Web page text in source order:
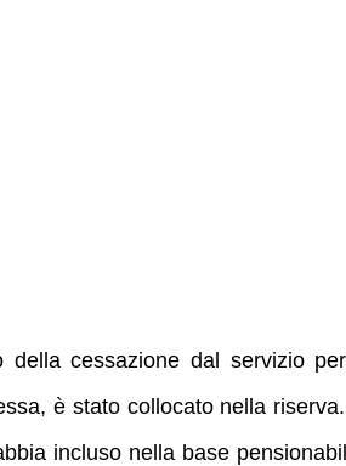
della cessazione dal servizio
è stato collocato nella
incluso nella base